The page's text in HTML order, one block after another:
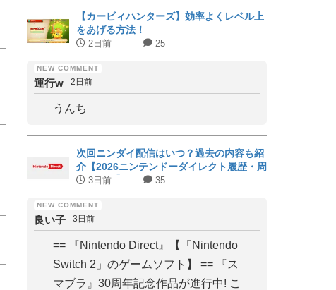
【カービィハンターズ】効率よくレベル上
をあげる方法！
2日前 25
運行w 2日前
うんち
次回ニンダイ配信はいつ？過去の内容も紹
介【2026ニンテンドーダイレクト履歴・周
期まとめ】
3日前 35
良い子 3日前
== 『Nintendo Direct』【「Nintendo
Switch 2」のゲームソフト】 == 『ス
マブラ』30周年記念作品が進行中! こ